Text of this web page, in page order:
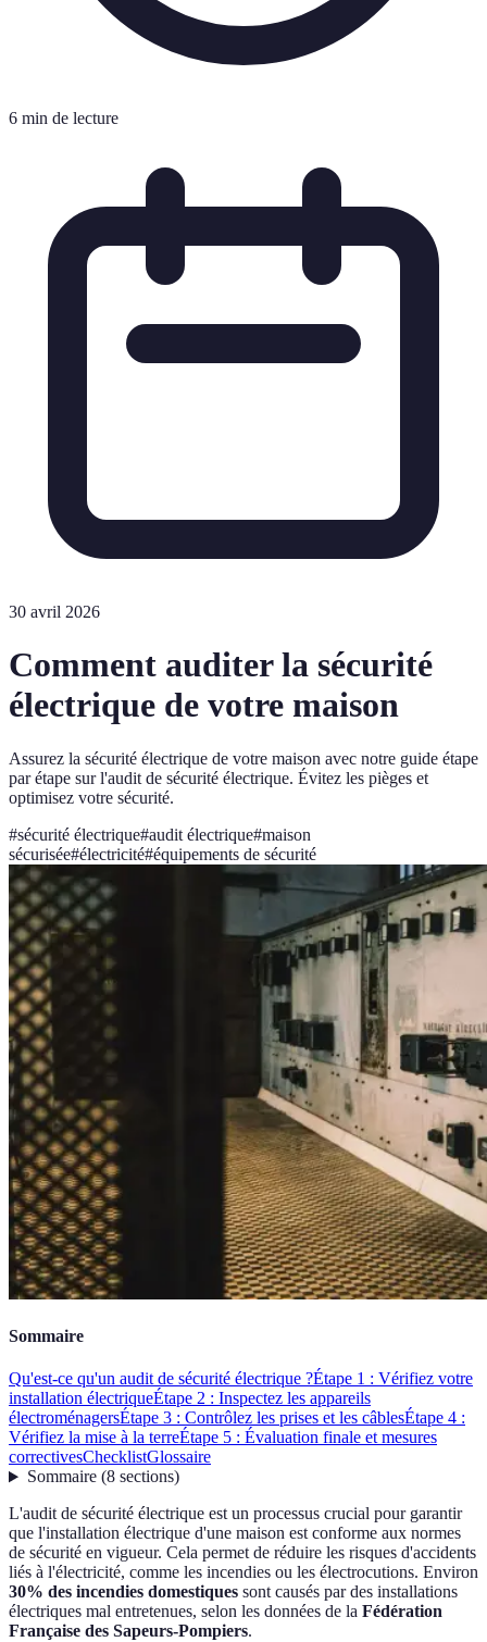
6 min de lecture
30 avril 2026
Comment auditer la sécurité
électrique de votre maison
Assurez la sécurité électrique de votre maison avec notre guide étape
par étape sur l'audit de sécurité électrique. Évitez les pièges et
optimisez votre sécurité.
#sécurité électrique#audit électrique#maison
sécurisée#électricité#équipements de sécurité
Sommaire
Qu'est-ce qu'un audit de sécurité électrique ?Étape 1 : Vérifiez votre
installation électriqueÉtape 2 : Inspectez les appareils
électroménagersÉtape 3 : Contrôlez les prises et les câblesÉtape 4 :
Vérifiez la mise à la terreÉtape 5 : Évaluation finale et mesures
correctivesChecklistGlossaire
Sommaire(8 sections)
L'audit de sécurité électrique est un processus crucial pour garantir
que l'installation électrique d'une maison est conforme aux normes
de sécurité en vigueur. Cela permet de réduire les risques d'accidents
liés à l'électricité, comme les incendies ou les électrocutions. Environ
30% des incendies domestiques sont causés par des installations
électriques mal entretenues, selon les données de la Fédération
Française des Sapeurs-Pompiers.